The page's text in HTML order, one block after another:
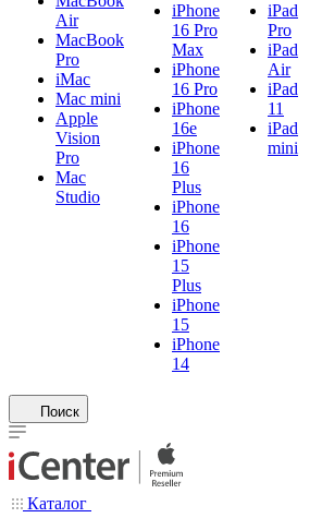
Air
MacBook
Pro
iMac
Mac mini
Apple
Vision
Pro
Mac
Studio
iPhone
16 Pro
Max
iPhone
16 Pro
iPhone
16e
iPhone
16
Plus
iPhone
16
iPhone
15
Plus
iPhone
15
iPhone
14
iPad
Pro
iPad
Air
iPad
11
iPad
mini
Поиск
Каталог